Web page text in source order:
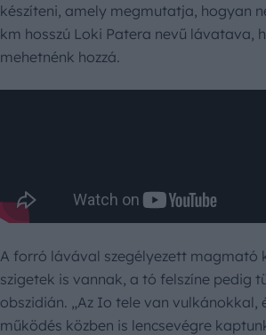
készíteni, amely megmutatja, hogyan
km hosszú Loki Patera nevű lávatava,
mehetnénk hozzá.
A forró lávával szegélyezett magmató
szigetek is vannak, a tó felszíne pedig
obszidián. „Az Io tele van vulkánokkal,
működés közben is lencsevégre